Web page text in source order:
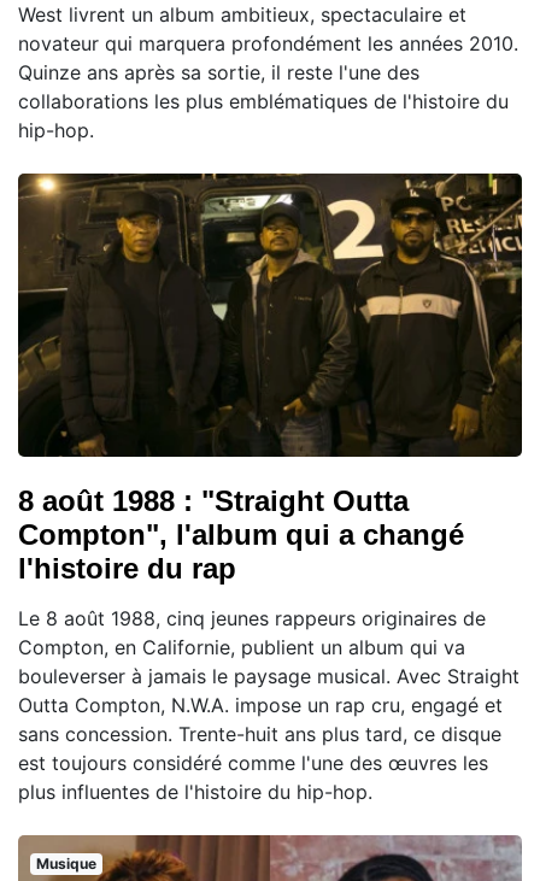
West livrent un album ambitieux, spectaculaire et
novateur qui marquera profondément les années 2010.
Quinze ans après sa sortie, il reste l'une des
collaborations les plus emblématiques de l'histoire du
hip-hop.
8 août 1988 : "Straight Outta
Compton", l'album qui a changé
l'histoire du rap
Le 8 août 1988, cinq jeunes rappeurs originaires de
Compton, en Californie, publient un album qui va
bouleverser à jamais le paysage musical. Avec Straight
Outta Compton, N.W.A. impose un rap cru, engagé et
sans concession. Trente-huit ans plus tard, ce disque
est toujours considéré comme l'une des œuvres les
plus influentes de l'histoire du hip-hop.
Musique